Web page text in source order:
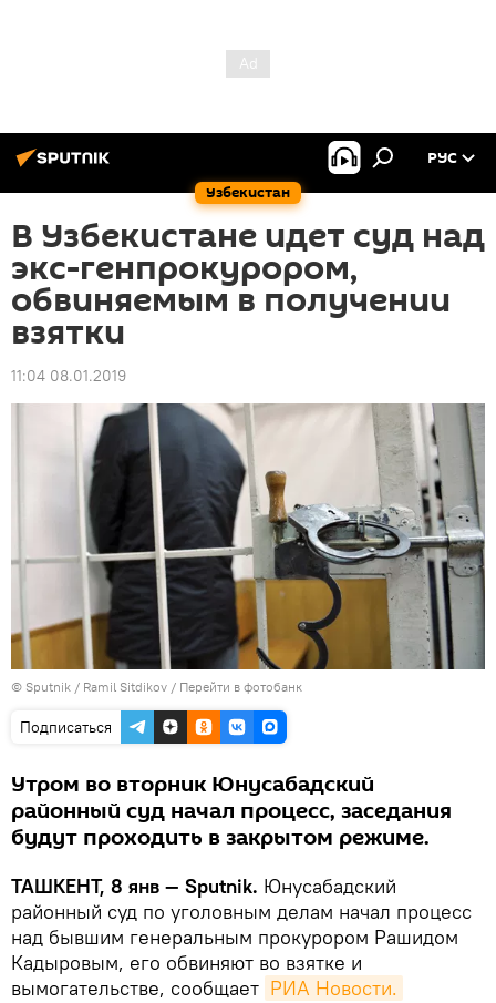
Узбекистан
РУС
В Узбекистане идет суд над
экс-генпрокурором,
обвиняемым в получении
взятки
11:04 08.01.2019
© Sputnik / Ramil Sitdikov / Перейти в фотобанк
Подписаться
Утром во вторник Юнусабадский
районный суд начал процесс, заседания
будут проходить в закрытом режиме.
ТАШКЕНТ, 8 янв — Sputnik. Юнусабадский
районный суд по уголовным делам начал процесс
над бывшим генеральным прокурором Рашидом
Кадыровым, его обвиняют во взятке и
вымогательстве, сообщает РИА Новости.